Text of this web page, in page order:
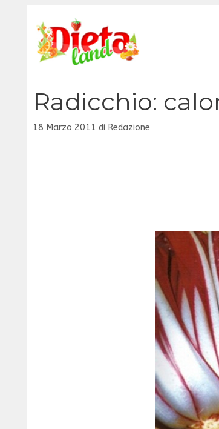
contenuto
Radicchio:
18 Marzo 2011 di Redazione